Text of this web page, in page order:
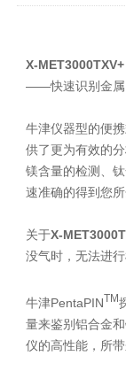
X-MET3000TXV+
——快速识别金属
牛津仪器型的便
供了更为有效的
镁含量的检测、
速准确的得到您
关于X-
没气时，无法进
牛津PentaPINTM
量来鉴别铝合金
仪的高性能，所